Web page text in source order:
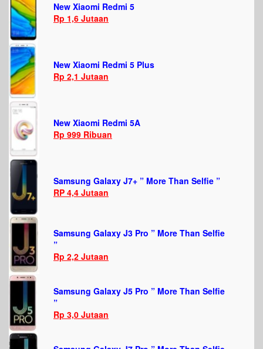
New Xiaomi Redmi 5
Rp 1,6 Jutaan
New Xiaomi Redmi 5 Plus
Rp 2,1 Jutaan
New Xiaomi Redmi 5A
Rp 999 Ribuan
Samsung Galaxy J7+ ” More Than Selfie ”
RP 4,4 Jutaan
Samsung Galaxy J3 Pro ” More Than Selfie
”
Rp 2,2 Jutaan
Samsung Galaxy J5 Pro ” More Than Selfie
”
Rp 3,0 Jutaan